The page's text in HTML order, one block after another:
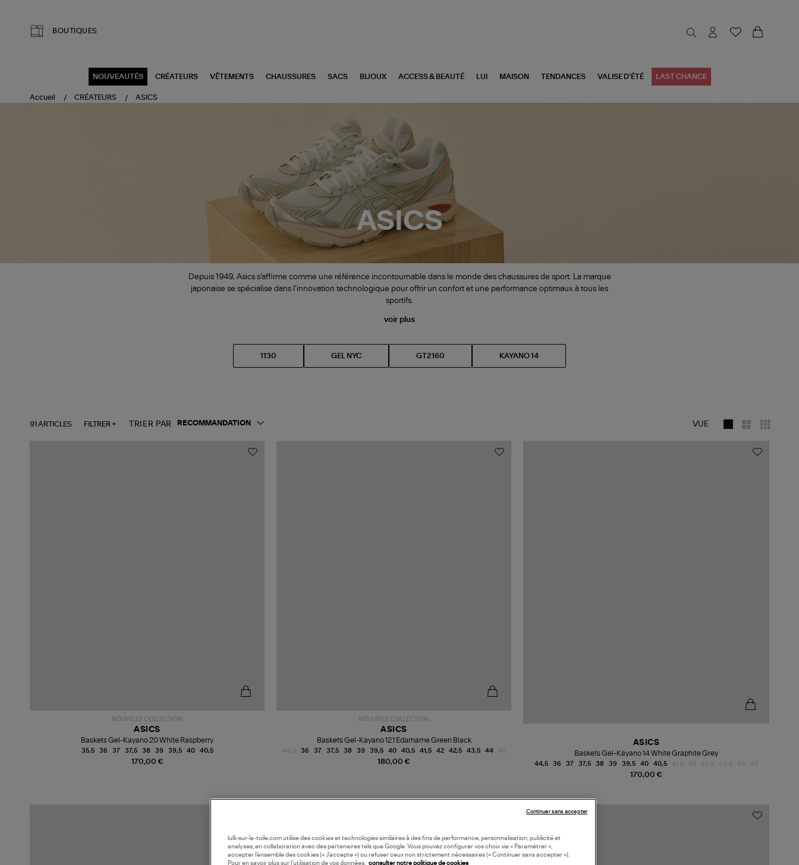
BOUTIQUES
NOUVEAUTÉS CRÉATEURS VÊTEMENTS CHAUSSURES SACS BIJOUX ACCESS & BEAUTÉ LUI MAISON TENDANCES VALISE D'ÉTÉ LAST CHANCE
Accueil CRÉATEURS ASICS
ASICS
Depuis 1949, Asics s’affirme comme une référence incontournable dans le monde des chaussures de sport. La marque
japonaise se spécialise dans l'innovation technologique pour offrir un confort et une performance optimaux à tous les
sportifs.
voir plus
1130 GEL NYC GT2160 KAYANO 14
91 ARTICLES FILTRER + TRIER PAR VUE
NOUVELLE COLLECTION
170,00 €
ASICS
Baskets Gel-Kayano 20 White Raspberry
35,5 36 37 37,5 38 39 39,5 40 40,5
NOUVELLE COLLECTION
180,00 €
ASICS
Baskets Gel-Kayano 12.1 Edamame Green Black
36 37 37,5 38 39 39,5 40 40,5 41,5 42 42,5 43,5 44
170,00 €
ASICS
Baskets Gel-Kayano 14 White Graphite Grey
44,5 36 37 37,5 38 39 39,5 40 40,5
lulli-sur-la-toile.com utilise des cookies et technologies similaires à des fins de performance, personnalisation, publicité et
analyses, en collaboration avec des partenaires tels que Google. Vous pouvez configurer vos choix via « Paramétrer »,
accepter l’ensemble des cookies (« J’accepte ») ou refuser ceux non strictement nécessaires (« Continuer sans accepter »).
Pour en savoir plus sur l’utilisation de vos données, consulter notre politique de cookies
Continuer sans accepter